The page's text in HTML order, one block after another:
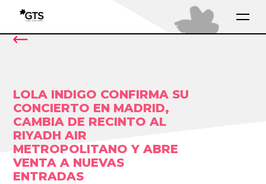
LOLA INDIGO CONFIRMA SU
CONCIERTO EN MADRID,
CAMBIA DE RECINTO AL
RIYADH AIR
METROPOLITANO Y ABRE
VENTA A NUEVAS
ENTRADAS